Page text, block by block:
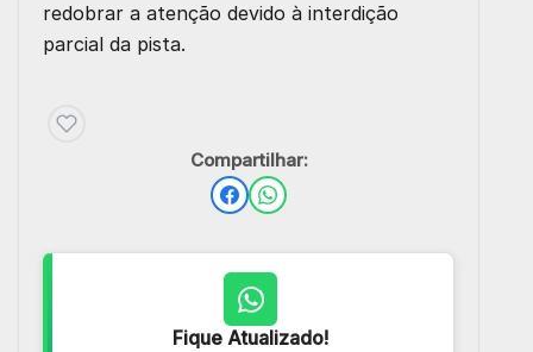
redobrar a atenção devido à interdição
parcial da pista.
Compartilhar:
Fique Atualizado!